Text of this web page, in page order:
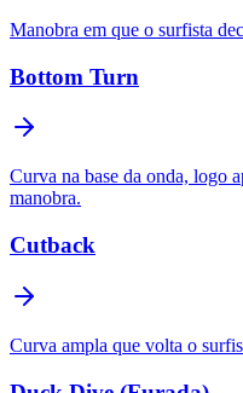
Manobra em que o surfista
Bottom Turn
Curva na base da onda, logo
manobra.
Cutback
Curva ampla que volta o